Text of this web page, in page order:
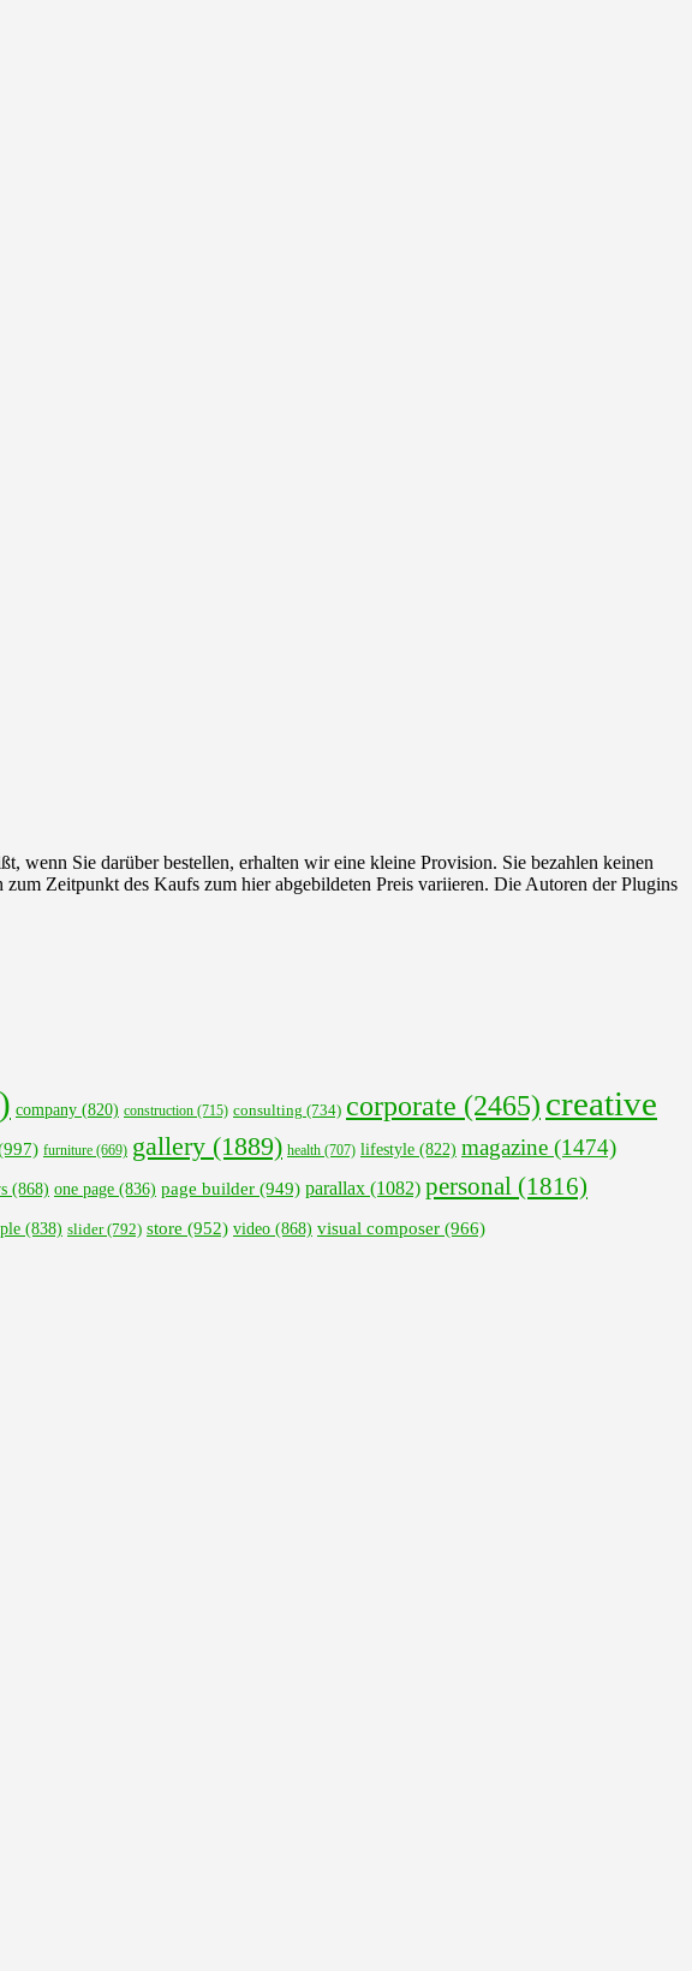
Sie darüber bestellen, erhalten wir eine kleine Provision. Sie bezahlen keinen
Zeitpunkt des Kaufs zum hier abgebildeten Preis variieren. Die Autoren der Plugins
company (820) construction (715) consulting (734) corporate (2465) creative
furniture (669) gallery (1889) health (707) lifestyle (822) magazine (1474)
(868) one page (836) page builder (949) parallax (1082) personal (1816)
(838) slider(792) store (952) video (868) visual composer (966)